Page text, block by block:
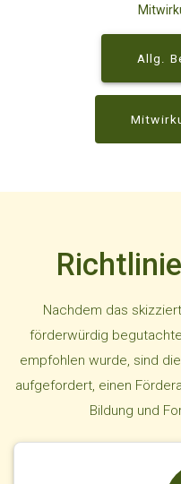
Allg.
Nachdem das
förderwürdig
empfohlen wurde, sind
aufgefordert, einen
Bildung und